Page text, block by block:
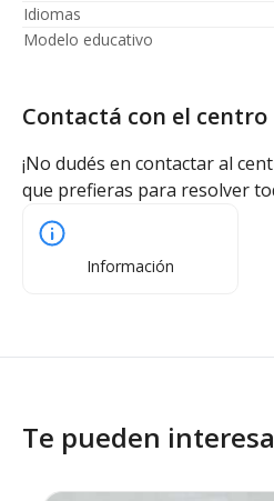
Idiomas
Modelo educativo
Contactá con el centro
¡No dudés en contactar al
que prefieras para resolver
Información
Te pueden